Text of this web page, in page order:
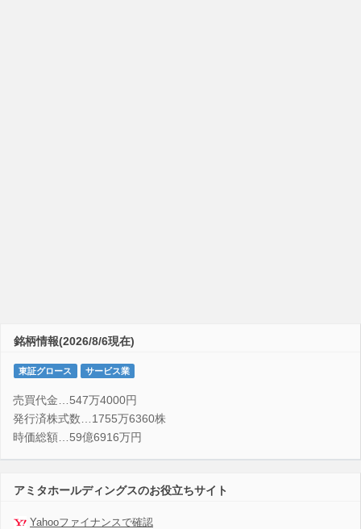
銘柄情報(2026/8/6現在)
東証グロース サービス業
売買代金…547万4000円
発行済株式数…1755万6360株
時価総額…59億6916万円
アミタホールディングスのお役立ちサイト
Yahooファイナンスで確認